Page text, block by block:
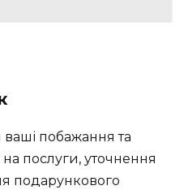
побажання та
послуги, уточнення
подарункового